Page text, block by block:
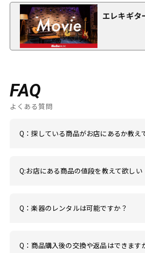
エレキギタ
FAQ
よくある質問
Q：探している商品がお店にあるか教え
Q:お店にある商品の値段を教えて欲しい
Q：楽器のレンタルは可能ですか？
Q：商品購入後の交換や返品はできます